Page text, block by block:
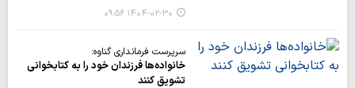
۱۴۰۴-۰۲-۳۰ ۰۹:۵۶
سرپرست فرمانداری گناوه:
خانواده‌ها فرزندان خود را به کتابخوانی
تشویق کنند